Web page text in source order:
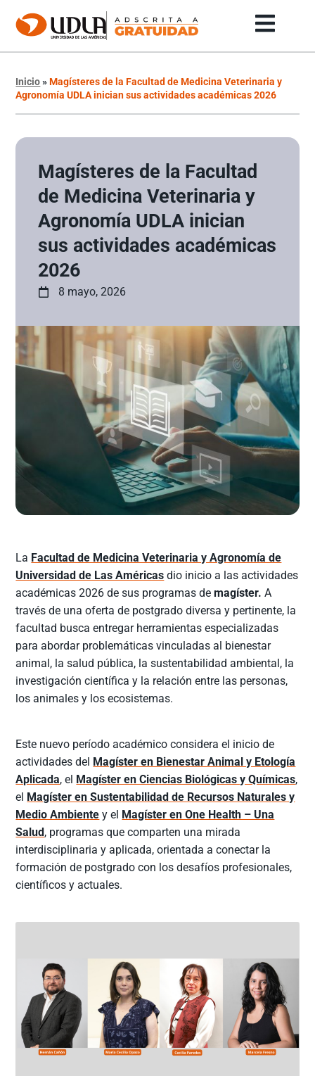
Inicio»Magísteres de la Facultad de Medicina Veterinaria y
Agronomía UDLA inician sus actividades académicas 2026
Magísteres de la Facultad
de Medicina Veterinaria y
Agronomía UDLA inician
sus actividades académicas
2026
8 mayo, 2026
La Facultad de Medicina Veterinaria y Agronomía de
Universidad de Las Américas dio inicio a las actividades
académicas 2026 de sus programas demagíster.A
través de una oferta de postgrado diversa y pertinente, la
facultad busca entregar herramientas especializadas
para abordar problemáticas vinculadas al bienestar
animal, la salud pública, la sustentabilidad ambiental, la
investigación científica y la relación entre las personas,
los animales y los ecosistemas.
Este nuevo período académico considera el inicio de
actividades del Magíster en Bienestar Animal y Etología
Aplicada, el Magíster en Ciencias Biológicas y Químicas,
el Magíster en Sustentabilidad de Recursos Naturales y
Medio Ambiente y el Magíster en One Health – Una
Salud , programas que comparten una mirada
interdisciplinaria y aplicada, orientada a conectar la
formación de postgrado con los desafíos profesionales,
científicos y actuales.